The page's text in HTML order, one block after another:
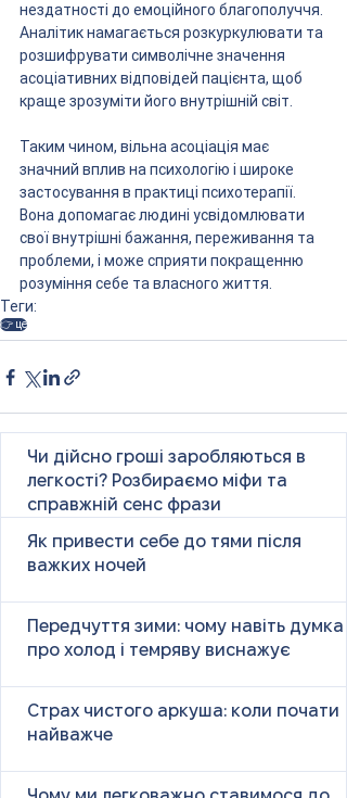
нездатності до емоційного благополуччя.
Аналітик намагається розкуркулювати та
розшифрувати символічне значення
асоціативних відповідей пацієнта, щоб
краще зрозуміти його внутрішній світ.
Таким чином, вільна асоціація має
значний вплив на психологію і широке
застосування в практиці психотерапії.
Вона допомагає людині усвідомлювати
свої внутрішні бажання, переживання та
проблеми, і може сприяти покращенню
розуміння себе та власного життя.
Теги:
👉 це
Чи дійсно гроші заробляються в
легкості? Розбираємо міфи та
справжній сенс фрази
Як привести себе до тями після
важких ночей
Передчуття зими: чому навіть думка
про холод і темряву виснажує
Страх чистого аркуша: коли почати
найважче